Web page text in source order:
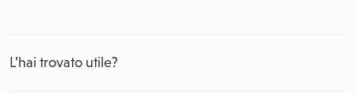
L’hai trovato utile?